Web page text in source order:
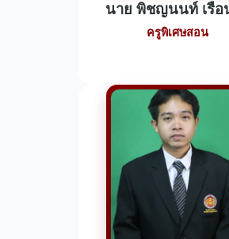
นาย พิชญนนท์ เรือ
ครูพิเศษสอน